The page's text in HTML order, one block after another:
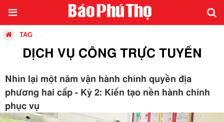
TAG
DỊCH VỤ CÔNG TRỰC TUYẾN
Nhìn lại một năm vận hành chính quyền địa
phương hai cấp - Kỳ 2: Kiến tạo nền hành chính
phục vụ